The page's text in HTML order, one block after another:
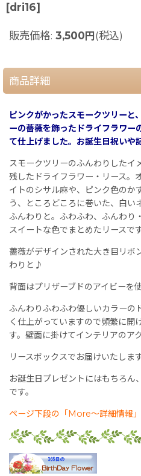
[dri16]
販売価格: 3,500円(税込)
商品詳細
ピンクがかったスモークツリーと
ーの薔薇を飾ったドライフラワー
て仕上げました。お誕生日祝いや
スモークツリーのふんわりしたイ
残したドライフラワー・リース。
イトのシサル麻や、ピンク色のか
う、ところどころに巻いた、白い
ふんわりと。ふわふわ、ふんわり
スイートな色でまとめたリースです
薔薇がデザインされた大き目リボ
わりと♪
背面はプリザーブドのアイビーを
ふんわりふわふわ優しいカラーの
く仕上がっていますので頻繁に開
す。壁面に掛けてインテリアのア
リースボックスでお届けいたします
お誕生日プレゼントにはもちろん
です。
ページ下段の「More〜詳細情報